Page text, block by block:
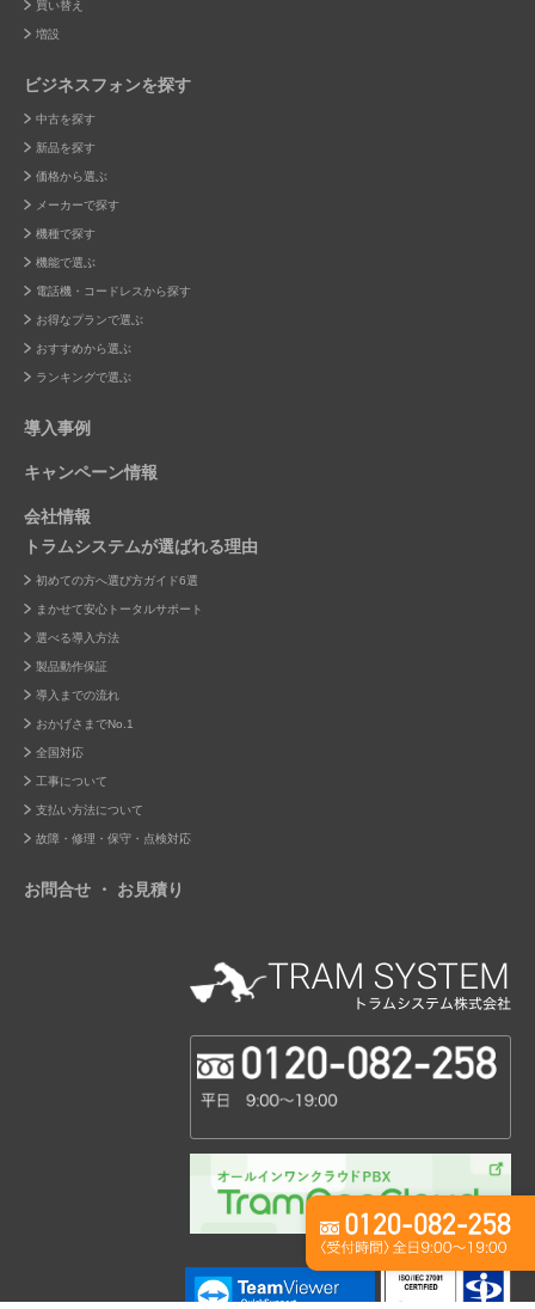
買い替え
増設
ビジネスフォンを探す
中古を探す
新品を探す
価格から選ぶ
メーカーで探す
機種で探す
機能で選ぶ
電話機・コードレスから探す
お得なプランで選ぶ
おすすめから選ぶ
ランキングで選ぶ
導入事例
キャンペーン情報
会社情報
トラムシステムが選ばれる理由
初めての方へ選び方ガイド6選
まかせて安心トータルサポート
選べる導入方法
製品動作保証
導入までの流れ
おかげさまでNo.1
全国対応
工事について
支払い方法について
故障・修理・保守・点検対応
お問合せ ・ お見積り